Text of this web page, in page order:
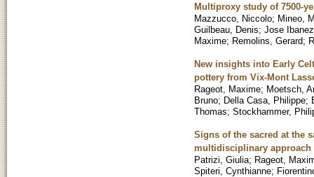
Multiproxy study of 7500-
Mazzucco, Niccolo; Mineo,
Guilbeau, Denis; Jose
Maxime; Remolins, Gerard;
New insights into Early
pottery from Vix-Mont
Rageot, Maxime; Moetsch,
Bruno; Della Casa, Philippe;
Thomas; Stockhammer,
Signs of the sacred at the
multidisciplinary approach
Patrizi, Giulia; Rageot,
Spiteri, Cynthianne;